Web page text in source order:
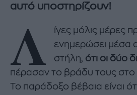
αυτό υποστηρίζουν!
Λ
ίγες μόλις μέρες
ενημερώσει μέσα
στήλη, ότι οι δύο
πέρασαν το βράδυ τους στο
Το παράδοξο βέβαια είναι